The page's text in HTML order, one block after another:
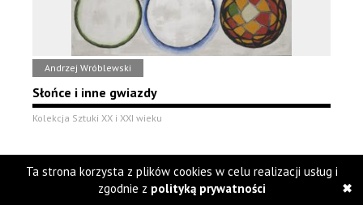
Andrzej Wróblewski
Słońce i inne gwiazdy
Kolekcja Sztuki XX i XXI wieku
Ta strona korzysta z plików cookies w celu realizacji usług i
zgodnie z polityką prywatności